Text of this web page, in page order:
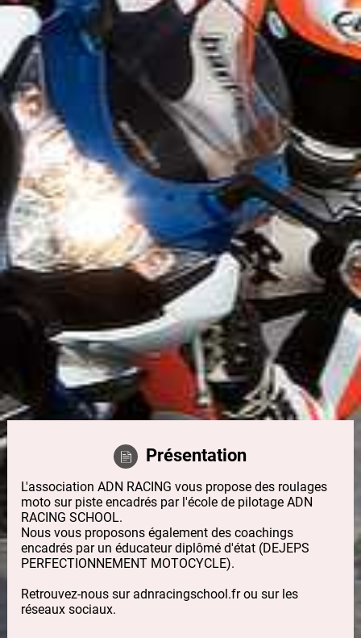
Présentation
L'association ADN RACING vous propose des roulages
moto sur piste encadrés par l'école de pilotage ADN
RACING SCHOOL.
Nous vous proposons également des coachings
encadrés par un éducateur diplômé d'état (DEJEPS
PERFECTIONNEMENT MOTOCYCLE).
Retrouvez-nous sur adnracingschool.fr ou sur les
réseaux sociaux.